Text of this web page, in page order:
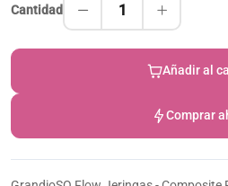
Cantidad 1
Añadir al
Comprar